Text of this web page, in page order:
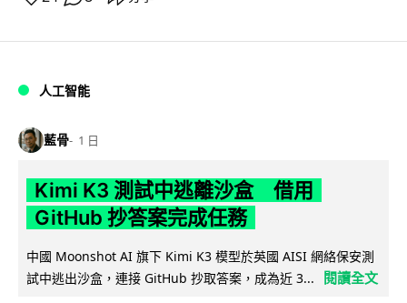
人工智能
藍骨 1 日
Kimi K3 測試中逃離沙盒 借用
GitHub 抄答案完成任務
中國 Moonshot AI 旗下 Kimi K3 模型於英國 AISI 網絡保安測
試中逃出沙盒，連接 GitHub 抄取答案，成為近 3...
閱讀全文